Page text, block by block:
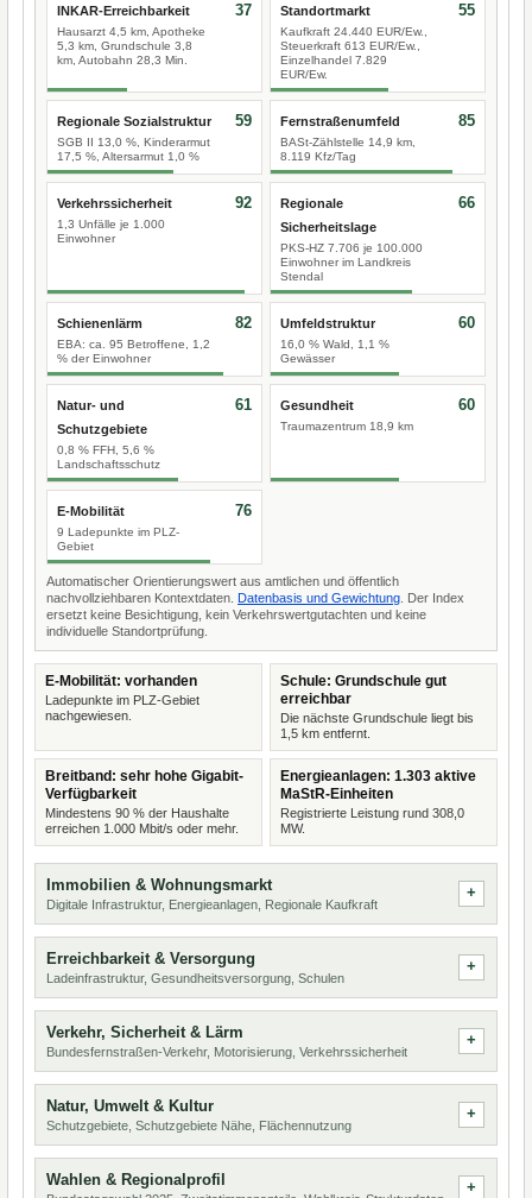
INKAR-Erreichbarkeit
Hausarzt 4,5 km, Apotheke
5,3 km, Grundschule 3,8
km, Autobahn 28,3 Min.
37 Standortmarkt
Kaufkraft 24.440 EUR/Ew.,
Steuerkraft 613 EUR/Ew.,
Einzelhandel 7.829
EUR/Ew.
55
Regionale Sozialstruktur
SGB II 13,0 %, Kinderarmut
17,5 %, Altersarmut 1,0 %
59 Fernstraßenumfeld
BASt-Zählstelle 14,9 km,
8.119 Kfz/Tag
85
Verkehrssicherheit
1,3 Unfälle je 1.000
Einwohner
92
Regionale
Sicherheitslage
PKS-HZ 7.706 je 100.000
Einwohner im Landkreis
Stendal
66
Schienenlärm
EBA: ca. 95 Betroffene, 1,2
% der Einwohner
82 Umfeldstruktur
16,0 % Wald, 1,1 %
Gewässer
60
Natur- und
Schutzgebiete
0,8 % FFH, 5,6 %
Landschaftsschutz
61 Gesundheit
Traumazentrum 18,9 km
60
E-Mobilität
9 Ladepunkte im PLZ-
Gebiet
76
Automatischer Orientierungswert aus amtlichen und öffentlich
nachvollziehbaren Kontextdaten. Datenbasis und Gewichtung . Der Index
ersetzt keine Besichtigung, kein Verkehrswertgutachten und keine
individuelle Standortprüfung.
E-Mobilität: vorhanden
Ladepunkte im PLZ-Gebiet
nachgewiesen.
Schule: Grundschule gut
erreichbar
Die nächste Grundschule liegt bis
1,5 km entfernt.
Breitband: sehr hohe Gigabit-
Verfügbarkeit
Mindestens 90 % der Haushalte
erreichen 1.000 Mbit/s oder mehr.
Energieanlagen: 1.303 aktive
MaStR-Einheiten
Registrierte Leistung rund 308,0
MW.
Immobilien & Wohnungsmarkt
Digitale Infrastruktur, Energieanlagen, Regionale Kaufkraft
Erreichbarkeit & Versorgung
Ladeinfrastruktur, Gesundheitsversorgung, Schulen
Verkehr, Sicherheit & Lärm
Bundesfernstraßen-Verkehr, Motorisierung, Verkehrssicherheit
Natur, Umwelt & Kultur
Schutzgebiete, Schutzgebiete Nähe, Flächennutzung
Wahlen & Regionalprofil